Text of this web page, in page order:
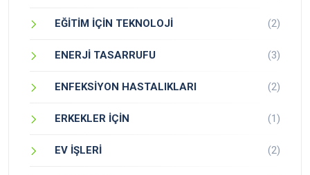
EĞİTİM İÇİN TEKNOLOJİ (2)
ENERJİ TASARRUFU (3)
ENFEKSİYON HASTALIKLARI (2)
ERKEKLER İÇİN (1)
EV İŞLERİ (2)